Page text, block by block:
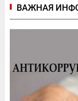
ВАЖНАЯ